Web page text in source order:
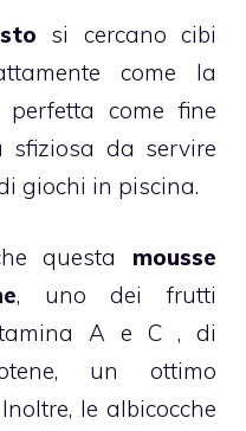
si cercano cibi
come la
perfetta come fine
sfiziosa da servire
giochi in piscina.
questa mousse
, uno dei frutti
A e C , di
un ottimo
le albicocche